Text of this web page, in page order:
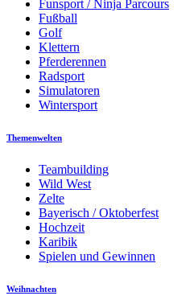
Funsport / Ninja Parcours
Fußball
Golf
Klettern
Pferderennen
Radsport
Simulatoren
Wintersport
Themenwelten
Teambuilding
Wild West
Zelte
Bayerisch / Oktoberfest
Hochzeit
Karibik
Spielen und Gewinnen
Weihnachten